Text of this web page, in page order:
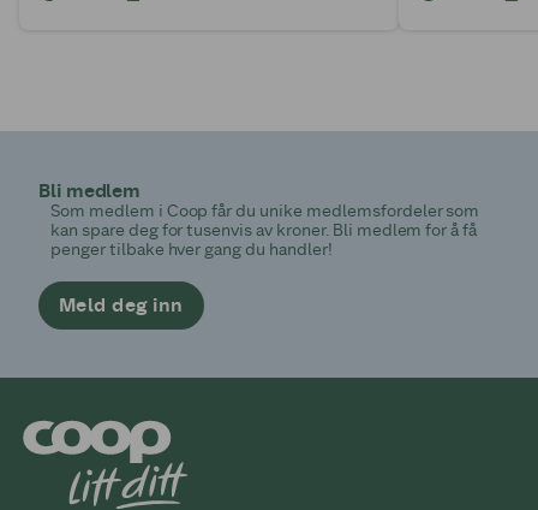
Bli medlem
Som medlem i Coop får du unike medlemsfordeler som
kan spare deg for tusenvis av kroner. Bli medlem for å få
penger tilbake hver gang du handler!
Meld deg inn